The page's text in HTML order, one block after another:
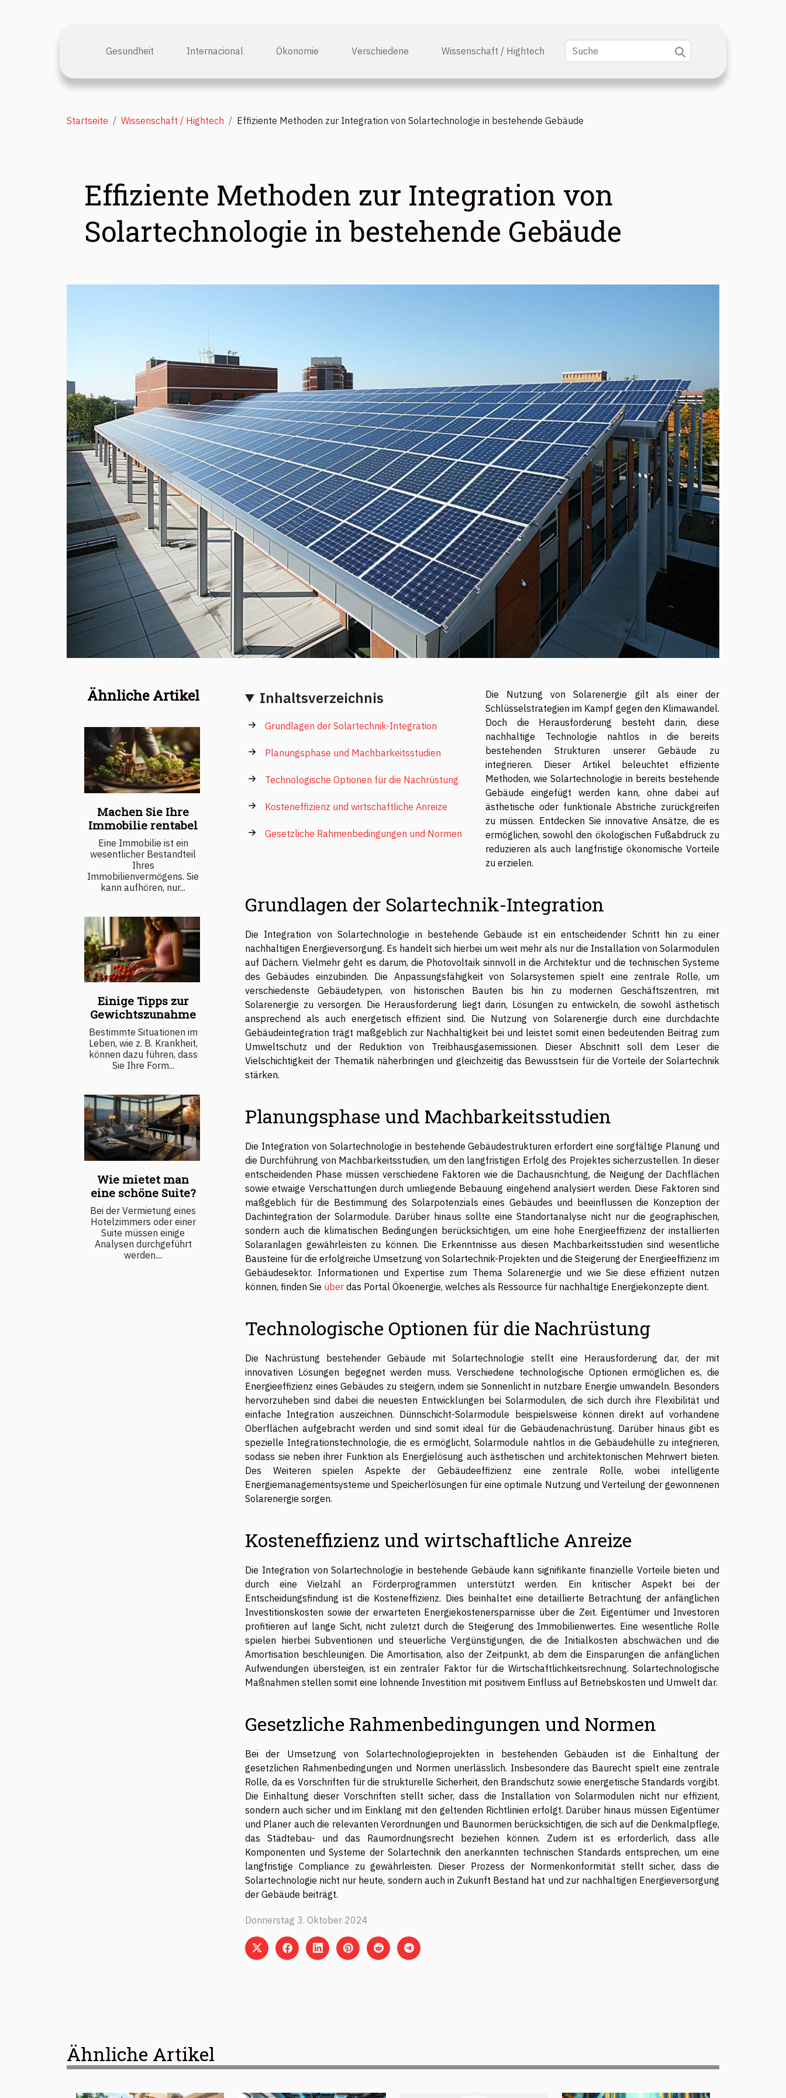
Gesundheit Internacional Ökonomie Verschiedene Wissenschaft / Hightech
Startseite Wissenschaft / Hightech Effiziente Methoden zur Integration von Solartechnologie in bestehende Gebäude
Effiziente Methoden zur Integration von
Solartechnologie in bestehende Gebäude
Ähnliche Artikel
Machen Sie Ihre
Immobilie rentabel
Eine Immobilie ist ein
wesentlicher Bestandteil
Ihres
Immobilienvermögens. Sie
kann aufhören, nur...
Einige Tipps zur
Gewichtszunahme
Bestimmte Situationen im
Leben, wie z. B. Krankheit,
können dazu führen, dass
Sie Ihre Form...
Wie mietet man
eine schöne Suite?
Bei der Vermietung eines
Hotelzimmers oder einer
Suite müssen einige
Analysen durchgeführt
werden....
Inhaltsverzeichnis
Grundlagen der Solartechnik-Integration
Planungsphase und Machbarkeitsstudien
Technologische Optionen für die Nachrüstung
Kosteneffizienz und wirtschaftliche Anreize
Gesetzliche Rahmenbedingungen und Normen
Die Nutzung von Solarenergie gilt als einer der
Schlüsselstrategien im Kampf gegen den Klimawandel.
Doch die Herausforderung besteht darin, diese
nachhaltige Technologie nahtlos in die bereits
bestehenden Strukturen unserer Gebäude zu
integrieren. Dieser Artikel beleuchtet effiziente
Methoden, wie Solartechnologie in bereits bestehende
Gebäude eingefügt werden kann, ohne dabei auf
ästhetische oder funktionale Abstriche zurückgreifen
zu müssen. Entdecken Sie innovative Ansätze, die es
ermöglichen, sowohl den ökologischen Fußabdruck zu
reduzieren als auch langfristige ökonomische Vorteile
zu erzielen.
Grundlagen der Solartechnik-Integration
Die Integration von Solartechnologie in bestehende Gebäude ist ein entscheidender Schritt hin zu einer
nachhaltigen Energieversorgung. Es handelt sich hierbei um weit mehr als nur die Installation von Solarmodulen
auf Dächern. Vielmehr geht es darum, die Photovoltaik sinnvoll in die Architektur und die technischen Systeme
des Gebäudes einzubinden. Die Anpassungsfähigkeit von Solarsystemen spielt eine zentrale Rolle, um
verschiedenste Gebäudetypen, von historischen Bauten bis hin zu modernen Geschäftszentren, mit
Solarenergie zu versorgen. Die Herausforderung liegt darin, Lösungen zu entwickeln, die sowohl ästhetisch
ansprechend als auch energetisch effizient sind. Die Nutzung von Solarenergie durch eine durchdachte
Gebäudeintegration trägt maßgeblich zur Nachhaltigkeit bei und leistet somit einen bedeutenden Beitrag zum
Umweltschutz und der Reduktion von Treibhausgasemissionen. Dieser Abschnitt soll dem Leser die
Vielschichtigkeit der Thematik näherbringen und gleichzeitig das Bewusstsein für die Vorteile der Solartechnik
stärken.
Planungsphase und Machbarkeitsstudien
Die Integration von Solartechnologie in bestehende Gebäudestrukturen erfordert eine sorgfältige Planung und
die Durchführung von Machbarkeitsstudien, um den langfristigen Erfolg des Projektes sicherzustellen. In dieser
entscheidenden Phase müssen verschiedene Faktoren wie die Dachausrichtung, die Neigung der Dachflächen
sowie etwaige Verschattungen durch umliegende Bebauung eingehend analysiert werden. Diese Faktoren sind
maßgeblich für die Bestimmung des Solarpotenzials eines Gebäudes und beeinflussen die Konzeption der
Dachintegration der Solarmodule. Darüber hinaus sollte eine Standortanalyse nicht nur die geographischen,
sondern auch die klimatischen Bedingungen berücksichtigen, um eine hohe Energieeffizienz der installierten
Solaranlagen gewährleisten zu können. Die Erkenntnisse aus diesen Machbarkeitsstudien sind wesentliche
Bausteine für die erfolgreiche Umsetzung von Solartechnik-Projekten und die Steigerung der Energieeffizienz im
Gebäudesektor. Informationen und Expertise zum Thema Solarenergie und wie Sie diese effizient nutzen
können, finden Sie über das Portal Ökoenergie, welches als Ressource für nachhaltige Energiekonzepte dient.
Technologische Optionen für die Nachrüstung
Die Nachrüstung bestehender Gebäude mit Solartechnologie stellt eine Herausforderung dar, der mit
innovativen Lösungen begegnet werden muss. Verschiedene technologische Optionen ermöglichen es, die
Energieeffizienz eines Gebäudes zu steigern, indem sie Sonnenlicht in nutzbare Energie umwandeln. Besonders
hervorzuheben sind dabei die neuesten Entwicklungen bei Solarmodulen, die sich durch ihre Flexibilität und
einfache Integration auszeichnen. Dünnschicht-Solarmodule beispielsweise können direkt auf vorhandene
Oberflächen aufgebracht werden und sind somit ideal für die Gebäudenachrüstung. Darüber hinaus gibt es
spezielle Integrationstechnologie, die es ermöglicht, Solarmodule nahtlos in die Gebäudehülle zu integrieren,
sodass sie neben ihrer Funktion als Energielösung auch ästhetischen und architektonischen Mehrwert bieten.
Des Weiteren spielen Aspekte der Gebäudeeffizienz eine zentrale Rolle, wobei intelligente
Energiemanagementsysteme und Speicherlösungen für eine optimale Nutzung und Verteilung der gewonnenen
Solarenergie sorgen.
Kosteneffizienz und wirtschaftliche Anreize
Die Integration von Solartechnologie in bestehende Gebäude kann signifikante finanzielle Vorteile bieten und
durch eine Vielzahl an Förderprogrammen unterstützt werden. Ein kritischer Aspekt bei der
Entscheidungsfindung ist die Kosteneffizienz. Dies beinhaltet eine detaillierte Betrachtung der anfänglichen
Investitionskosten sowie der erwarteten Energiekostenersparnisse über die Zeit. Eigentümer und Investoren
profitieren auf lange Sicht, nicht zuletzt durch die Steigerung des Immobilienwertes. Eine wesentliche Rolle
spielen hierbei Subventionen und steuerliche Vergünstigungen, die die Initialkosten abschwächen und die
Amortisation beschleunigen. Die Amortisation, also der Zeitpunkt, ab dem die Einsparungen die anfänglichen
Aufwendungen übersteigen, ist ein zentraler Faktor für die Wirtschaftlichkeitsrechnung. Solartechnologische
Maßnahmen stellen somit eine lohnende Investition mit positivem Einfluss auf Betriebskosten und Umwelt dar.
Gesetzliche Rahmenbedingungen und Normen
Bei der Umsetzung von Solartechnologieprojekten in bestehenden Gebäuden ist die Einhaltung der
gesetzlichen Rahmenbedingungen und Normen unerlässlich. Insbesondere das Baurecht spielt eine zentrale
Rolle, da es Vorschriften für die strukturelle Sicherheit, den Brandschutz sowie energetische Standards vorgibt.
Die Einhaltung dieser Vorschriften stellt sicher, dass die Installation von Solarmodulen nicht nur effizient,
sondern auch sicher und im Einklang mit den geltenden Richtlinien erfolgt. Darüber hinaus müssen Eigentümer
und Planer auch die relevanten Verordnungen und Baunormen berücksichtigen, die sich auf die Denkmalpflege,
das Städtebau- und das Raumordnungsrecht beziehen können. Zudem ist es erforderlich, dass alle
Komponenten und Systeme der Solartechnik den anerkannten technischen Standards entsprechen, um eine
langfristige Compliance zu gewährleisten. Dieser Prozess der Normenkonformität stellt sicher, dass die
Solartechnologie nicht nur heute, sondern auch in Zukunft Bestand hat und zur nachhaltigen Energieversorgung
der Gebäude beiträgt.
Donnerstag 3. Oktober 2024
Ähnliche Artikel